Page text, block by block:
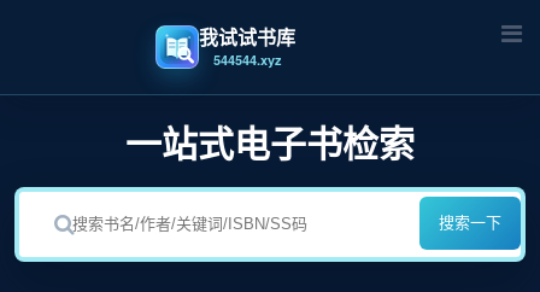
我试试书库
544544.xyz
一站式电子书检索
搜索一下